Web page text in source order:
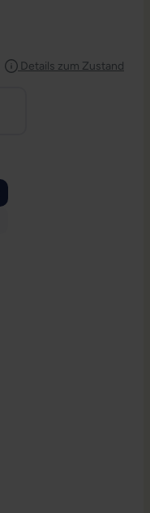
Details zum Zustand